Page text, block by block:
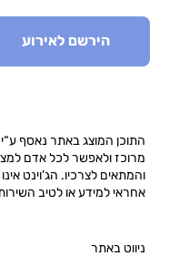
הירשם לאירוע
התוכן המוצג באתר נאסף ע“י
מרוכז ולאפשר לכל אדם
והמתאים לצרכיו. הג’וינט
אחראי למידע או לטיב
ניווט באתר